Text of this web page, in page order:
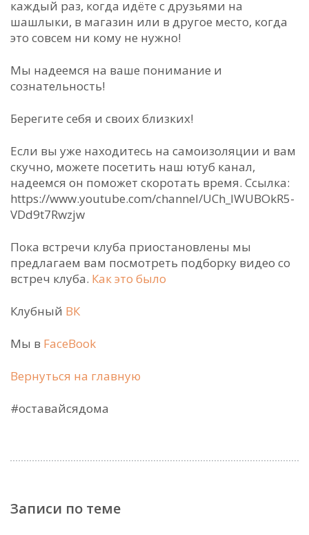
каждый раз, когда идёте с друзьями на
шашлыки, в магазин или в другое место, когда
это совсем ни кому не нужно!
Мы надеемся на ваше понимание и
сознательность!
Берегите себя и своих близких!
Если вы уже находитесь на самоизоляции и вам
скучно, можете посетить наш ютуб канал,
надеемся он поможет скоротать время. Ссылка:
https://www.youtube.com/channel/UCh_IWUBOkR5-
VDd9t7Rwzjw
Пока встречи клуба приостановлены мы
предлагаем вам посмотреть подборку видео со
встреч клуба. Как это было
Клубный ВК
Мы в FaceBook
Вернуться на главную
#оставайсядома
Записи по теме